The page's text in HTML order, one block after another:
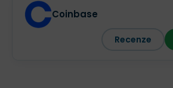
Coinbase
Recenze